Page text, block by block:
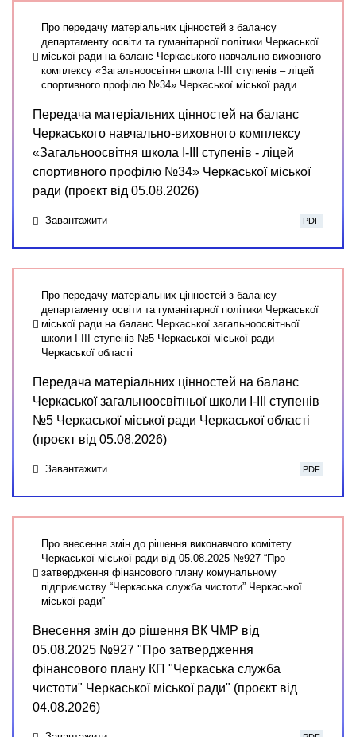
Про передачу матеріальних цінностей з балансу
департаменту освіти та гуманітарної політики Черкаської
міської ради на баланс Черкаського навчально-виховного
комплексу «Загальноосвітня школа І-ІІІ ступенів – ліцей
спортивного профілю №34» Черкаської міської ради
Передача матеріальних цінностей на баланс
Черкаського навчально-виховного комплексу
«Загальноосвітня школа І-ІІІ ступенів - ліцей
спортивного профілю №34» Черкаської міської
ради (проєкт від 05.08.2026)
Завантажити PDF
Про передачу матеріальних цінностей з балансу
департаменту освіти та гуманітарної політики Черкаської
міської ради на баланс Черкаської загальноосвітньої
школи І-ІІІ ступенів №5 Черкаської міської ради
Черкаської області
Передача матеріальних цінностей на баланс
Черкаської загальноосвітньої школи І-ІІІ ступенів
№5 Черкаської міської ради Черкаської області
(проєкт від 05.08.2026)
Завантажити PDF
Про внесення змін до рішення виконавчого комітету
Черкаської міської ради від 05.08.2025 №927 “Про
затвердження фінансового плану комунальному
підприємству “Черкаська служба чистоти” Черкаської
міської ради”
Внесення змін до рішення ВК ЧМР від
05.08.2025 №927 "Про затвердження
фінансового плану КП "Черкаська служба
чистоти" Черкаської міської ради" (проєкт від
04.08.2026)